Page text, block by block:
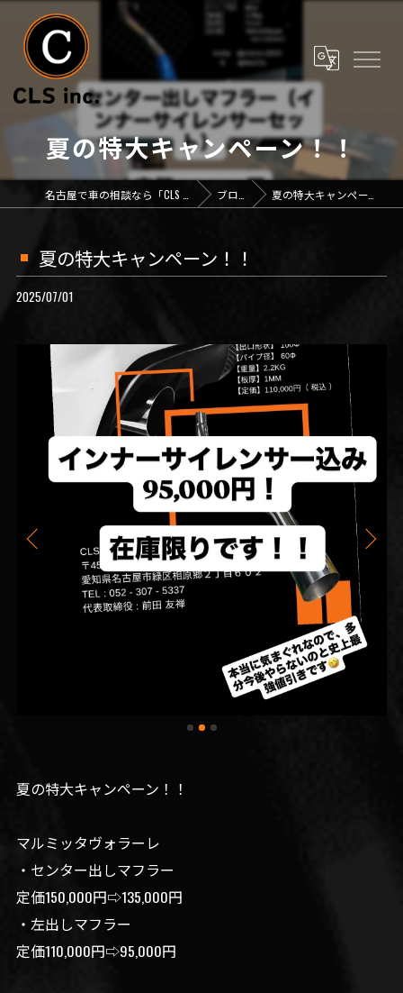
夏の特大キャンペーン！！
ブログ 夏の特大キャンペーン！！
夏の特大キャンペーン！！
2025/07/01
夏の特大キャンペーン！！
マルミッタヴォラーレ
・センター出しマフラー
定価150,000円⇨135,000円
・左出しマフラー
定価110,000円⇨95,000円